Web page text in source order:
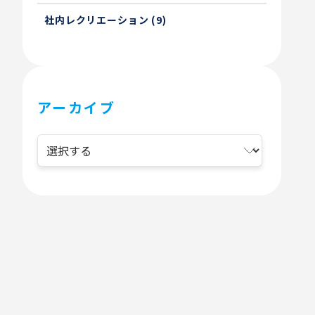
社内レクリエーション (9)
アーカイブ